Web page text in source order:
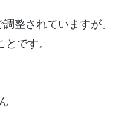
整されていますが。
です。